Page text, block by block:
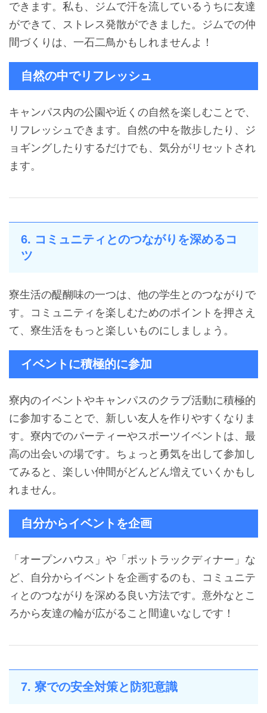
できます。私も、ジムで汗を流しているうちに友達
ができて、ストレス発散ができました。ジムでの仲
間づくりは、一石二鳥かもしれませんよ！
自然の中でリフレッシュ
キャンパス内の公園や近くの自然を楽しむことで、
リフレッシュできます。自然の中を散歩したり、ジ
ョギングしたりするだけでも、気分がリセットされ
ます。
6. コミュニティとのつながりを深めるコ
ツ
寮生活の醍醐味の一つは、他の学生とのつながりで
す。コミュニティを楽しむためのポイントを押さえ
て、寮生活をもっと楽しいものにしましょう。
イベントに積極的に参加
寮内のイベントやキャンパスのクラブ活動に積極的
に参加することで、新しい友人を作りやすくなりま
す。寮内でのパーティーやスポーツイベントは、最
高の出会いの場です。ちょっと勇気を出して参加し
てみると、楽しい仲間がどんどん増えていくかもし
れません。
自分からイベントを企画
「オープンハウス」や「ポットラックディナー」な
ど、自分からイベントを企画するのも、コミュニテ
ィとのつながりを深める良い方法です。意外なとこ
ろから友達の輪が広がること間違いなしです！
7. 寮での安全対策と防犯意識